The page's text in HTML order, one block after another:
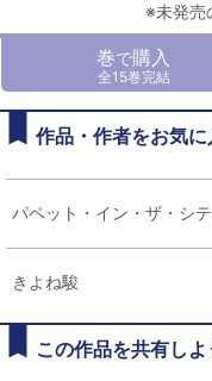
※未発売
巻で購入
全15巻完結
作品・作者をお気
パペット・イン・ザ・シテ
きよね駿
この作品を共有しよ